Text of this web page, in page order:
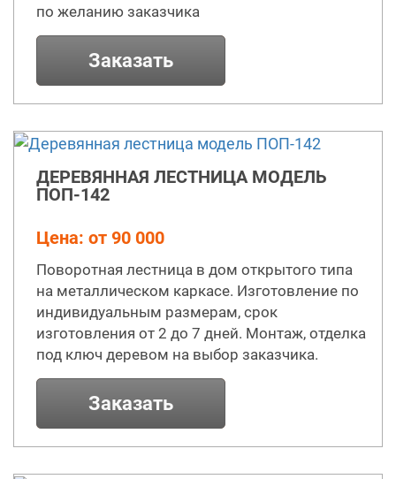
по желанию заказчика
Заказать
ДЕРЕВЯННАЯ ЛЕСТНИЦА МОДЕЛЬ
ПОП-142
Цена: от 90 000
Поворотная лестница в дом открытого типа
на металлическом каркасе. Изготовление по
индивидуальным размерам, срок
изготовления от 2 до 7 дней. Монтаж, отделка
под ключ деревом на выбор заказчика.
Заказать